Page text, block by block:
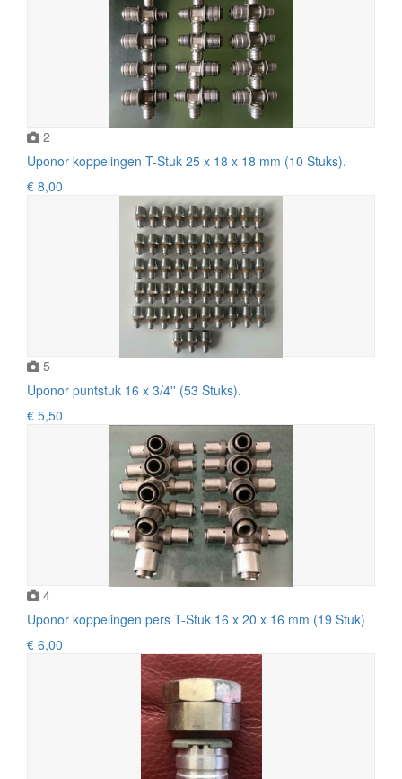
2
Uponor koppelingen T-Stuk 25 x 18 x 18 mm (10 Stuks).
€ 8,00
5
Uponor puntstuk 16 x 3/4'' (53 Stuks).
€ 5,50
4
Uponor koppelingen pers T-Stuk 16 x 20 x 16 mm (19 Stuk)
€ 6,00